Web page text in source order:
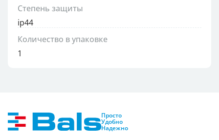
Степень защиты
ip44
Количество в упаковке
1
Просто
Удобно
Надежно